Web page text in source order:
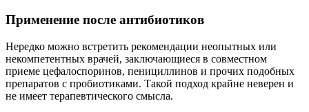
Применение после антибиотиков
Нередко можно встретить рекомендации неопытных или
некомпетентных врачей, заключающиеся в совместном
приеме цефалоспоринов, пенициллинов и прочих подобных
препаратов с пробиотиками. Такой подход крайне неверен и
не имеет терапевтического смысла.